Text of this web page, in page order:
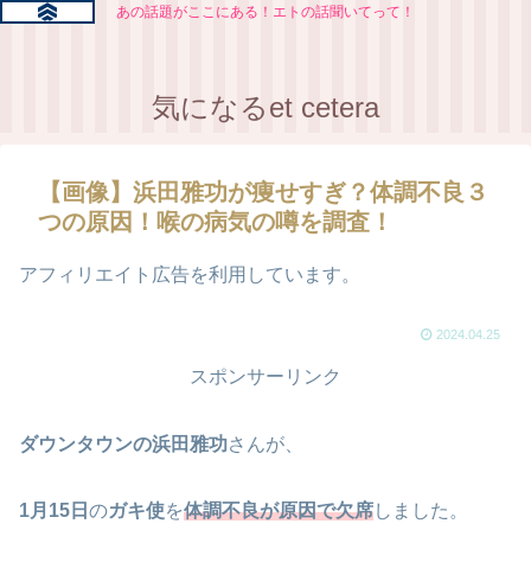
あの話題がここにある！エトの話聞いてって！
気になるet cetera
【画像】浜田雅功が痩せすぎ？体調不良３
つの原因！喉の病気の噂を調査！
アフィリエイト広告を利用しています。
2024.04.25
スポンサーリンク
ダウンタウンの浜田雅功さんが、
1月15日 のガキ使を体調不良が原因で欠席しました。